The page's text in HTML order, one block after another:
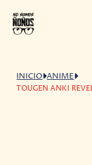
INICIO ANIME
TOUGEN ANKI